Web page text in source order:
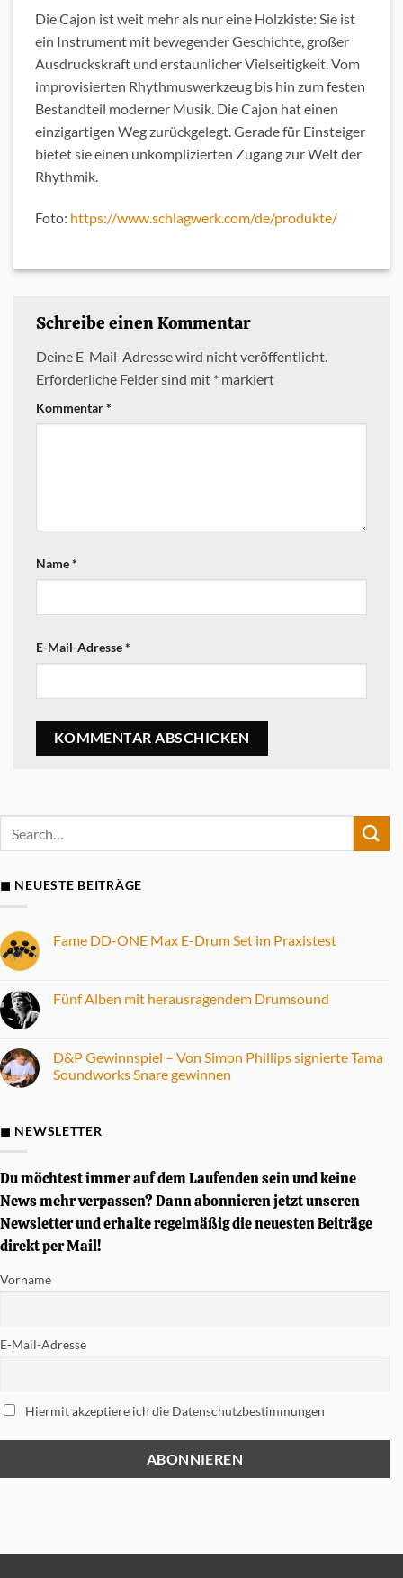
Die Cajon ist weit mehr als nur eine Holzkiste: Sie ist
ein Instrument mit bewegender Geschichte, großer
Ausdruckskraft und erstaunlicher Vielseitigkeit. Vom
improvisierten Rhythmuswerkzeug bis hin zum festen
Bestandteil moderner Musik. Die Cajon hat einen
einzigartigen Weg zurückgelegt. Gerade für Einsteiger
bietet sie einen unkomplizierten Zugang zur Welt der
Rhythmik.
Foto: https://www.schlagwerk.com/de/produkte/
Schreibe einen Kommentar
Deine E-Mail-Adresse wird nicht veröffentlicht.
Erforderliche Felder sind mit * markiert
Kommentar*
Name*
E-Mail-Adresse*
◼ NEUESTE BEITRÄGE
Fame DD-ONE Max E-Drum Set im Praxistest
Fame
DD-
Drum
Set
im
Fünf Alben mit herausragendem Drumsound
Fünf
Alben
mit
D&P Gewinnspiel – Von Simon Phillips signierte Tama
Soundworks Snare gewinnen
D&P
Gewinnspiel
Simon
Phillips
signierte
Tama
Soundworks
Snare
gewinnen
◼ NEWSLETTER
Du möchtest immer auf dem Laufenden sein und keine
News mehr verpassen? Dann abonnieren jetzt unseren
Newsletter und erhalte regelmäßig die neuesten Beiträge
direkt per Mail!
Vorname
E-Mail-Adresse
Hiermit akzeptiere ich die Datenschutzbestimmungen